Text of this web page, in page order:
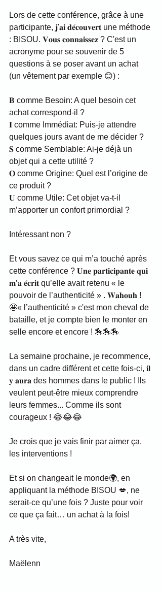
Lors de cette conférence, grâce à une
participante, 𝐣'𝐚𝐢 𝐝𝐞́𝐜𝐨𝐮𝐯𝐞𝐫𝐭 une méthode
: BISOU. 𝐕𝐨𝐮𝐬 𝐜𝐨𝐧𝐧𝐚𝐢𝐬𝐬𝐞𝐳 ? C'est un
acronyme pour se souvenir de 5
questions à se poser avant un achat
(un vêtement par exemple 😊) :
𝐁 comme Besoin: A quel besoin cet
achat correspond-il ?
𝐈 comme Immédiat: Puis-je attendre
quelques jours avant de me décider ?
𝐒 comme Semblable: Ai-je déjà un
objet qui a cette utilité ?
𝐎 comme Origine: Quel est l’origine de
ce produit ?
𝐔 comme Utile: Cet objet va-t-il
m’apporter un confort primordial ?
Intéressant non ?
Et vous savez ce qui m’a touché après
cette conférence ? 𝐔𝐧𝐞 𝐩𝐚𝐫𝐭𝐢𝐜𝐢𝐩𝐚𝐧𝐭𝐞 𝐪𝐮𝐢
𝐦’𝐚 𝐞́𝐜𝐫𝐢𝐭 qu’elle avait retenu « le
pouvoir de l’authenticité » . 𝐖𝐚𝐡𝐨𝐮𝐡 !
🤩« l’authenticité » c'est mon cheval de
bataille, et je compte bien le monter en
selle encore et encore ! 🏇🏇🏇
La semaine prochaine, je recommence,
dans un cadre différent et cette fois-ci, 𝐢𝐥
𝐲 𝐚𝐮𝐫𝐚 des hommes dans le public ! Ils
veulent peut-être mieux comprendre
leurs femmes... Comme ils sont
courageux ! 😂😂😂
Je crois que je vais finir par aimer ça,
les interventions !
Et si on changeait le monde🌍, en
appliquant la méthode BISOU 💋, ne
serait-ce qu’une fois ? Juste pour voir
ce que ça fait… un achat à la fois!
A très vite,
Maëlenn